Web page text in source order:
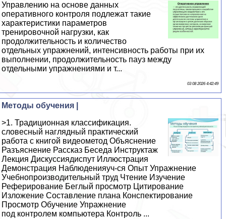
Управлению на основе данных
оперативного контроля подлежат такие
хаpaктеристики параметров
тренировочной нагрузки, как
продолжительность и количество
отдельных упражнений, интенсивность работы при их
выполнении, продолжительность пауз между
отдельными упражнениями и т...
03 08 2026 4:42:49
Методы обучения |
>1. Традиционная классификация.
словесный наглядный практический
работа с книгой видеометод Объяснение
Разъяснение Рассказ Беседа Инструктаж
Лекция Дискуссиядиспут Иллюстрация
Демонстрация Наблюденияуч-ся Опыт Упражнение
Учебнопроизводительный труд Чтение Изучение
Реферирование Беглый просмотр Цитирование
Изложение Составление плана Конспектирование
Просмотр Обучение Упражнение
под контролем компьютера Контроль ...